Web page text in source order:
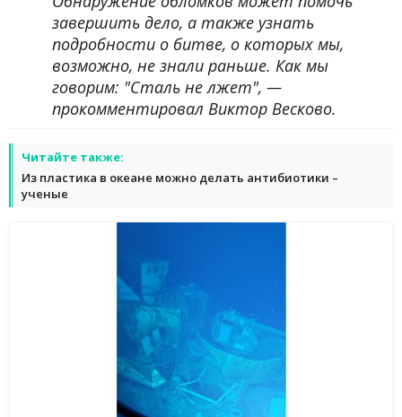
завершить дело, а также узнать
подробности о битве, о которых мы,
возможно, не знали раньше. Как мы
говорим: "Сталь не лжет", —
прокомментировал Виктор Весково.
Читайте также:
Из пластика в океане можно делать антибиотики –
ученые